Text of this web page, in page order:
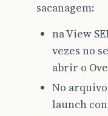
sacanagem:
na View
vezes no
abrir o
No
launch